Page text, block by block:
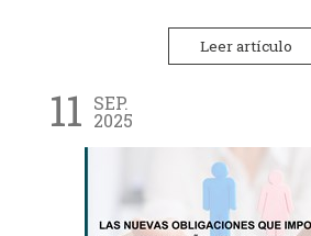
Leer artículo
11 SEP.
2025